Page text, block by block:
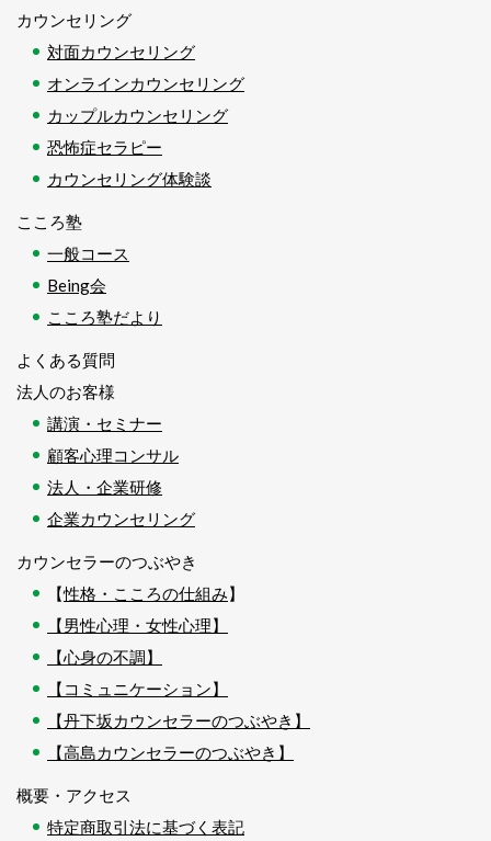
カウンセリング
対面カウンセリング
オンラインカウンセリング
カップルカウンセリング
恐怖症セラピー
カウンセリング体験談
こころ塾
一般コース
Being会
こころ塾だより
よくある質問
法人のお客様
講演・セミナー
顧客心理コンサル
法人・企業研修
企業カウンセリング
カウンセラーのつぶやき
【性格・こころの仕組み】
【男性心理・女性心理】
【心身の不調】
【コミュニケーション】
【丹下坂カウンセラーのつぶやき】
【高島カウンセラーのつぶやき】
概要・アクセス
特定商取引法に基づく表記